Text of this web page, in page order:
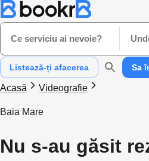
Ce serviciu ai nevoie?
Listează-ți afacerea Sa
Acasă Videografie
Baia Mare
Nu s-au găsit